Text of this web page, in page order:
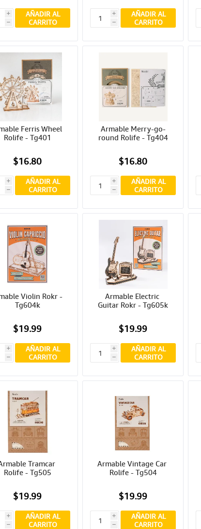
i
h
AÑADIR AL
CARRITO
i
h
AÑADIR AL
CARRITO
Ferris Wheel
Rolife - Tg401
$16.80
i
h
AÑADIR AL
CARRITO
Armable Merry-go-
round Rolife - Tg404
$16.80
i
h
AÑADIR AL
CARRITO
Violin Rokr -
Tg604k
$19.99
i
h
AÑADIR AL
CARRITO
Armable Electric
Guitar Rokr - Tg605k
$19.99
i
h
AÑADIR AL
CARRITO
Tramcar
Rolife - Tg505
$19.99
i
h
AÑADIR AL
CARRITO
Armable Vintage Car
Rolife - Tg504
$19.99
i
h
AÑADIR AL
CARRITO